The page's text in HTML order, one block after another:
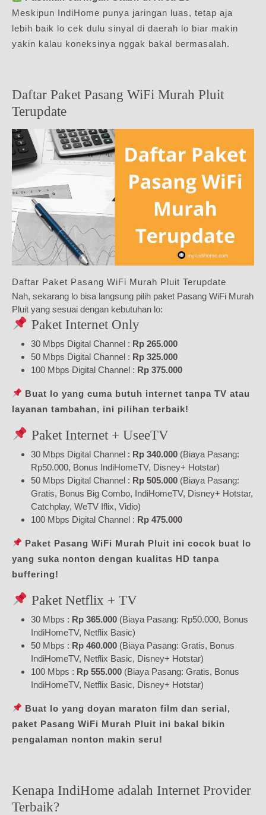
Meskipun IndiHome punya jaringan luas, tetap aja
lebih baik lo cek dulu sinyal di daerah lo biar makin
yakin kalau koneksinya nggak bakal bermasalah.
Daftar Paket Pasang WiFi Murah Pluit
Terupdate
Daftar Paket Pasang WiFi Murah Pluit Terupdate
Nah, sekarang lo bisa langsung pilih paket Pasang WiFi Murah
Pluit yang sesuai dengan kebutuhan lo:
Paket Internet Only
30 Mbps Digital Channel : Rp 265.000
50 Mbps Digital Channel : Rp 325.000
100 Mbps Digital Channel : Rp 375.000
Buat lo yang cuma butuh internet tanpa TV atau
layanan tambahan, ini pilihan terbaik!
Paket Internet + UseeTV
30 Mbps Digital Channel : Rp 340.000 (Biaya Pasang:
Rp50.000, Bonus IndiHomeTV, Disney+ Hotstar)
50 Mbps Digital Channel : Rp 505.000 (Biaya Pasang:
Gratis, Bonus Big Combo, IndiHomeTV, Disney+ Hotstar,
Catchplay, WeTV Iflix, Vidio)
100 Mbps Digital Channel : Rp 475.000
Paket Pasang WiFi Murah Pluit ini cocok buat lo
yang suka nonton dengan kualitas HD tanpa
buffering!
Paket Netflix + TV
30 Mbps : Rp 365.000 (Biaya Pasang: Rp50.000, Bonus
IndiHomeTV, Netflix Basic)
50 Mbps : Rp 460.000 (Biaya Pasang: Gratis, Bonus
IndiHomeTV, Netflix Basic, Disney+ Hotstar)
100 Mbps : Rp 555.000 (Biaya Pasang: Gratis, Bonus
IndiHomeTV, Netflix Basic, Disney+ Hotstar)
Buat lo yang doyan maraton film dan serial,
paket Pasang WiFi Murah Pluit ini bakal bikin
pengalaman nonton makin seru!
Kenapa IndiHome adalah Internet Provider
Terbaik?